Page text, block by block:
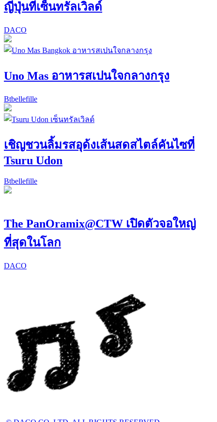
ญี่ปุ่นที่เซ็นทรัลเวิลด์
DACO
Uno Mas อาหารสเปนใจกลางกรุง
Btbellefille
เชิญชวนลิ้มรสอุด้งเส้นสดสไตล์คันไซที่
Tsuru Udon
Btbellefille
The PanOramix@CTW เปิดตัวจอใหญ่
ที่สุดในโลก
DACO